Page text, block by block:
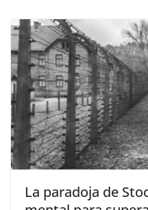
La paradoja de